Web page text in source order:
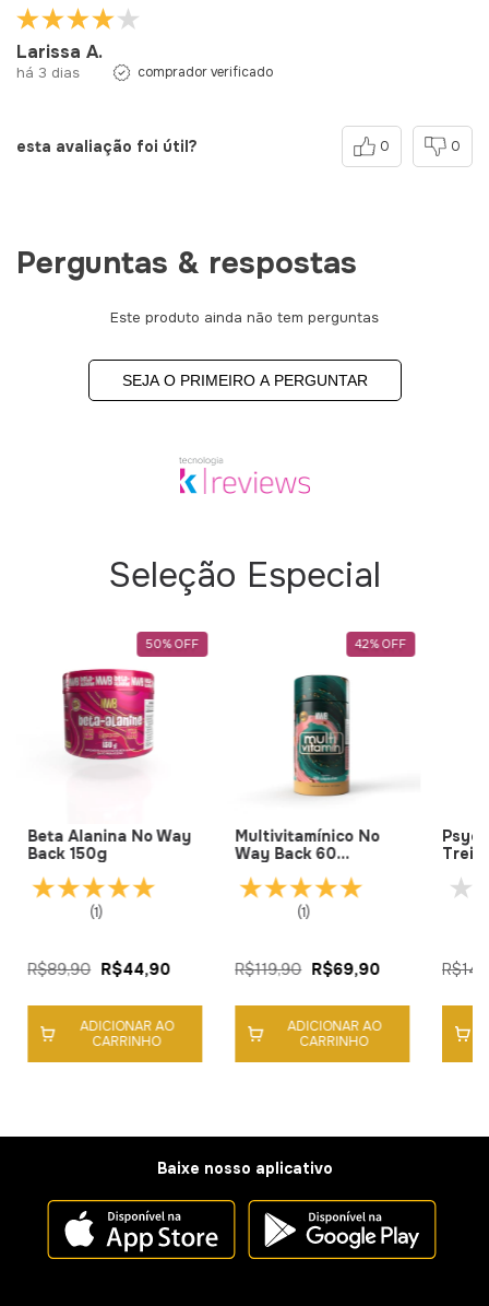
Larissa A.
há 3 dias comprador verificado
esta avaliação foi útil? 0 0
Perguntas & respostas
Este produto ainda não tem perguntas
SEJA O PRIMEIRO A PERGUNTAR
Seleção Especial
50%OFF
Beta Alanina No Way
Back 150g
(1)
R$89,90 R$44,90
ADICIONAR AO
CARRINHO
42%OFF
Multivitamínico No
Way Back 60
(1)
R$119,90 R$69,90
ADICIONAR AO
CARRINHO
Baixe nosso aplicativo